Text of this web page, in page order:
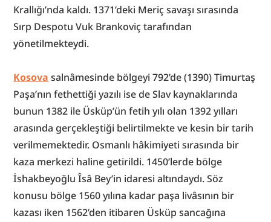
Krallığı’nda kaldı. 1371’deki Meriç savaşı sırasında
Sırp Despotu Vuk Brankoviç tarafından
yönetilmekteydi.
Kosova salnâmesinde bölgeyi 792’de (1390) Timurtaş
Paşa’nın fethettiği yazılı ise de Slav kaynaklarında
bunun 1382 ile Üsküp’ün fetih yılı olan 1392 yılları
arasında gerçekleştiği belirtilmekte ve kesin bir tarih
verilmemektedir. Osmanlı hâkimiyeti sırasında bir
kaza merkezi haline getirildi. 1450’lerde bölge
İshakbeyoğlu Îsâ Bey’in idaresi altındaydı. Söz
konusu bölge 1560 yılına kadar paşa livâsının bir
kazası iken 1562’den itibaren Üsküp sancağına